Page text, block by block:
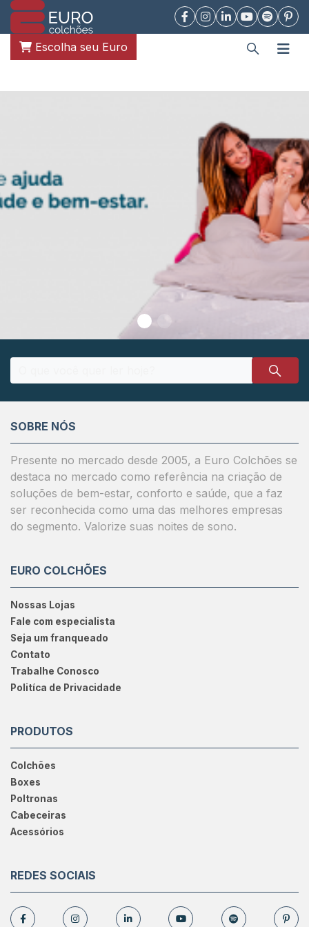
Escolha seu Euro
SOBRE NÓS
Presente no mercado desde 2005, a Euro Colchões se
destaca no mercado como referência na criação de
soluções de bem-estar, conforto e saúde, que a faz
ser reconhecida como uma das melhores empresas
do segmento. Valorize suas noites de sono.
EURO COLCHÕES
Nossas Lojas
Fale com especialista
Seja um franqueado
Contato
Trabalhe Conosco
Politíca de Privacidade
PRODUTOS
Colchões
Boxes
Poltronas
Cabeceiras
Acessórios
REDES SOCIAIS